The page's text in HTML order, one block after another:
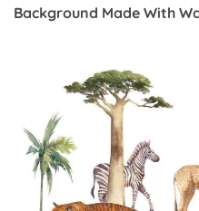
Background Made With